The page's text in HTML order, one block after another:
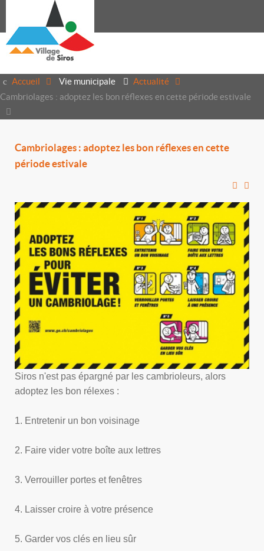
Accueil Vie municipale
Actualité
Cambriolages : adoptez les bon réflexes en cette période estivale
Cambriolages : adoptez les bon réflexes en cette
période estivale
Siros n'est pas épargné par les cambrioleurs, alors
adoptez les bon rélexes :
1. Entretenir un bon voisinage
2. Faire vider votre boîte aux lettres
3. Verrouiller portes et fenêtres
4. Laisser croire à votre présence
5. Garder vos clés en lieu sûr